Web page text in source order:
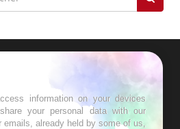
information on your devices
your personal data with our
already held by some of us,